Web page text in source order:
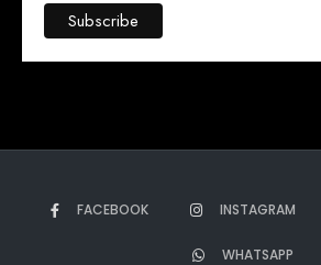
FACEBOOK INSTAGRAM
WHATSAPP